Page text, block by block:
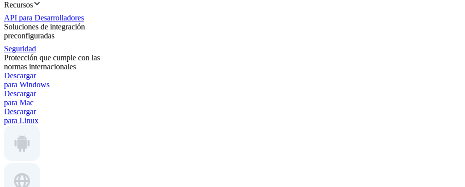
Recursos
API para Desarrolladores
Soluciones de integración
preconfiguradas
Seguridad
Protección que cumple con las
normas internacionales
Descargar
para Windows
Descargar
para Mac
Descargar
para Linux